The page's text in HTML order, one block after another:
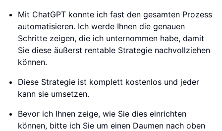
Mit ChatGPT konnte ich fast den gesamten Prozess
automatisieren. Ich werde Ihnen die genauen
Schritte zeigen, die ich unternommen habe, damit
Sie diese äußerst rentable Strategie nachvollziehen
können.
Diese Strategie ist komplett kostenlos und jeder
kann sie umsetzen.
Bevor ich Ihnen zeige, wie Sie dies einrichten
können, bitte ich Sie um einen Daumen nach oben